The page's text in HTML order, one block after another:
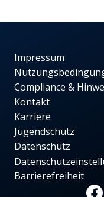
Impressum
Compliance &
Kontakt
Karriere
Jugendschutz
Datenschutz
Barrierefreiheit